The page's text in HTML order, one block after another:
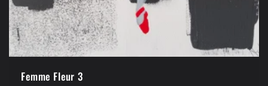
Femme Fleur 3